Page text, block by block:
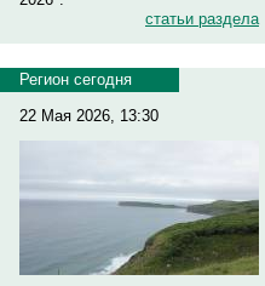
статьи раздела
Регион сегодня
22 Мая 2026, 13:30